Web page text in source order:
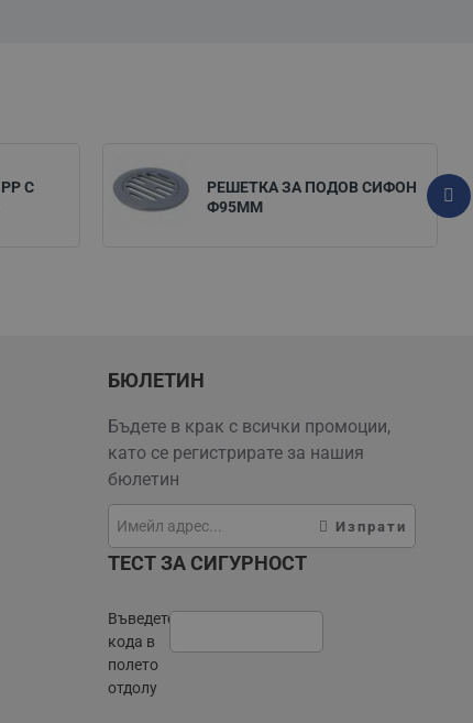
С
РЕШЕТКА ЗА ПОДОВ СИФОН
Ф95ММ
БЮЛЕТИН
Бъдете в крак с всички промоции,
като се регистрирате за нашия
бюлетин
Изпрати
ТЕСТ ЗА СИГУРНОСТ
Въведете
кода в
полето
отдолу